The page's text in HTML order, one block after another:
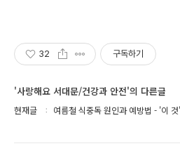
32 구독하기
'사랑해요 서대문/건강과 안전'의 다른글
현재글 여름철 식중독 원인과 예방법 - '이